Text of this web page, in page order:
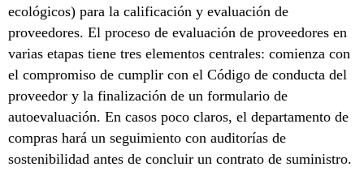
ecológicos) para la calificación y evaluación de
proveedores. El proceso de evaluación de proveedores en
varias etapas tiene tres elementos centrales: comienza con
el compromiso de cumplir con el Código de conducta del
proveedor y la finalización de un formulario de
autoevaluación. En casos poco claros, el departamento de
compras hará un seguimiento con auditorías de
sostenibilidad antes de concluir un contrato de suministro.